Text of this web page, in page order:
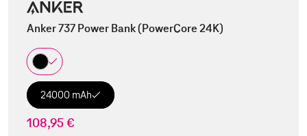
Anker 737 Power Bank (PowerCore 24K)
24000 mAh
108,95 €